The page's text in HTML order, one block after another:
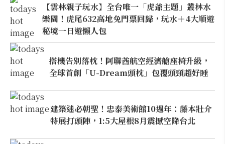
【雲林親子玩水】全台唯一「虎爺主題」叢林水
樂園！虎尾632高地免門票回歸，玩水＋4大順遊
秘境一日遊懶人包
搭機告別落枕！阿聯酋航空經濟艙座椅升級，
全球首創「U-Dream頭枕」包覆頭頸超好睡
建築迷必朝聖！忠泰美術館10週年：藤本壯介
特展打頭陣，1:5大屋根8月震撼空降台北